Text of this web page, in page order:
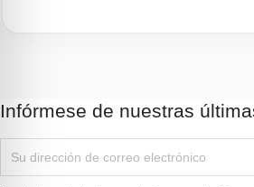
Infórmese de nuestras